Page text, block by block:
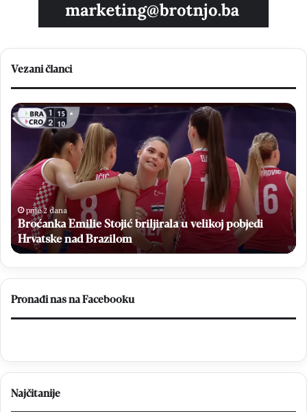
Vezani članci
Broćanka
Emilie
briljirala
velikoj
pobjedi
Hrvatske
nad
Brazilom
prije 2 dana
Broćanka Emilie Stojić briljirala u velikoj pobjedi
Hrvatske nad Brazilom
u
Pronađi nas na Facebooku
Najčitanije